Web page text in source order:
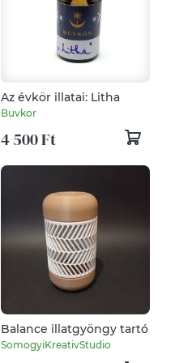
Az évkör illatai: Litha
Buvkor
4 500 Ft
Balance illatgyöngy tartó
SomogyiKreativStudio